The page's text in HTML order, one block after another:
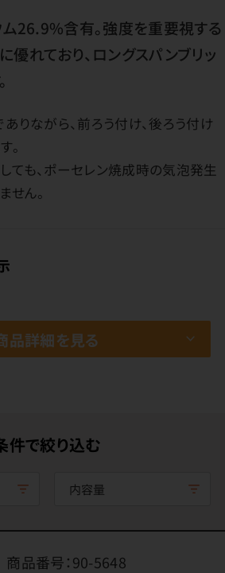
26.9%含有。強度を重要視する
優れており、ロングスパンブリッ
りながら、前ろう付け、後ろう付け
。
ても、ポーセレン焼成時の気泡発生
せん。
品詳細を見る
件で絞り込む
内容量
商品番号：90-5648